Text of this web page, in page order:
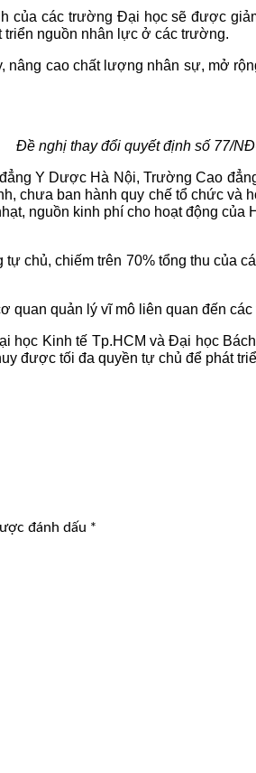
các trường Đại học sẽ được
triển nguồn nhân lực ở các trường.
nâng cao chất lượng nhân sự, mở
Đề nghị thay đổi quyết định số 77/
Y Dược Hà Nội, Trường Cao
chưa ban hành quy chế tổ chức và
nguồn kinh phí cho hoạt động
chủ, chiếm trên 70% tổng thu của
quản lý vĩ mô liên quan đến
Kinh tế Tp.HCM và Đại học
được tối đa quyền tự chủ để phát
đánh dấu *